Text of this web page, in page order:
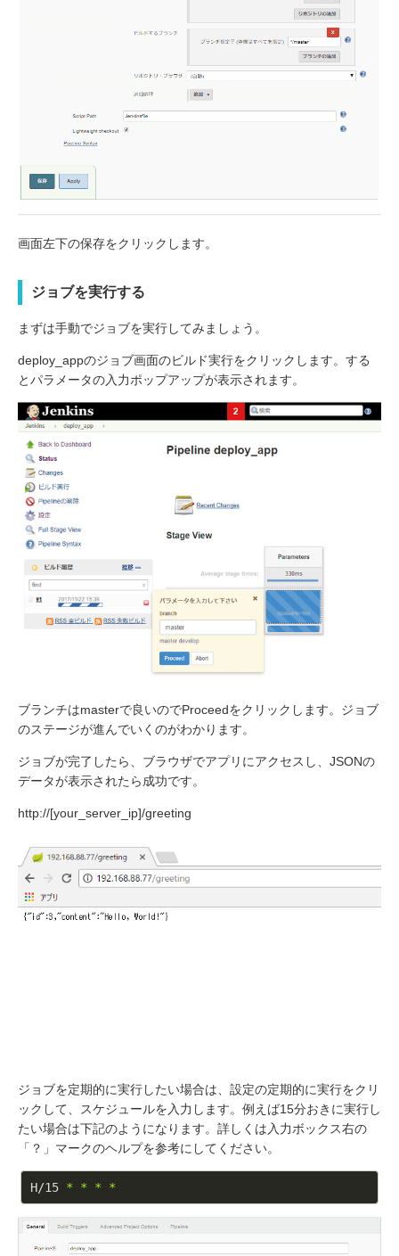
画面左下の保存をクリックします。
ジョブを実行する
まずは手動でジョブを実行してみましょう。
deploy_appのジョブ画面のビルド実行をクリックします。する
とパラメータの入力ポップアップが表示されます。
ブランチはmasterで良いのでProceedをクリックします。ジョブ
のステージが進んでいくのがわかります。
ジョブが完了したら、ブラウザでアプリにアクセスし、JSONの
データが表示されたら成功です。
http://[your_server_ip]/greeting
ジョブを定期的に実行したい場合は、設定の定期的に実行をクリ
ックして、スケジュールを入力します。例えば15分おきに実行し
たい場合は下記のようになります。詳しくは入力ボックス右の
「？」マークのヘルプを参考にしてください。
H/15 * * * *